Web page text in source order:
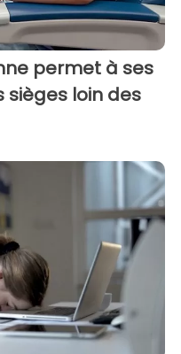
permet à ses
sièges loin des